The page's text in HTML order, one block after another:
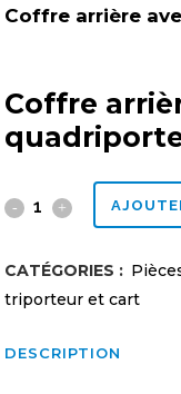
Coffre arrière
Coffre
Coffre
avec
CATÉGORIES :
triporteur et cart
DESCRIPTION